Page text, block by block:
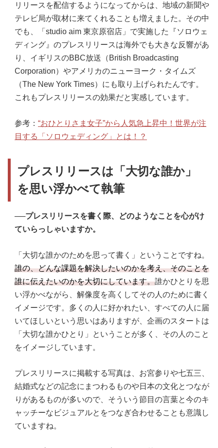
リリースを配信するようになってからは、地域の新聞や
テレビ局が取材に来てくれることも増えました。その中
でも、「studio aim 東京原宿店」で実施した『ソロウェ
ディング』のプレスリリースは海外でも大きな反響があ
り、イギリスのBBC放送（British Broadcasting
Corporation）やアメリカのニューヨーク・タイムズ
（The New York Times）にも取り上げられたんです。
これもプレスリリースの効果だと実感しています。
参考： “おひとりさま女子”から人気急上昇中！世界が注
目する「ソロウェディング」とは！？
プレスリリースは「大切な誰か」
を思い浮かべて執筆
──プレスリリースを書く際、どのようなことを心がけ
ていらっしゃいますか。
「大切な誰かのためを思って書く」ということですね。
誰の、どんな課題を解決したいのかを考え、そのことを
誰に伝えたいのかを大切にしています。誰かひとりを思
い浮かべながら、解像度を高くしてその人のために書く
イメージです。多くの人に好かれたい、すべての人に届
いてほしいという思いはありますが、企画のスタートは
「大切な誰かひとり」ということが多く、その人のこと
をイメージしています。
プレスリリースに掲載する写真は、お宮参りや七五三、
結婚式などの記念にまつわるものや日本の文化とつなが
りがあるものが多いので、そういう節目の言葉と今のキ
ャッチーなビジュアルとをつなぎ合わせることも意識し
ていますね。